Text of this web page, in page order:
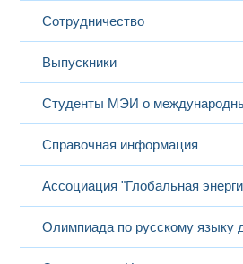
Сотрудничество
Выпускники
Студенты МЭИ о
Справочная информация
Ассоциация "Глобальная
Олимпиада по русскому языку